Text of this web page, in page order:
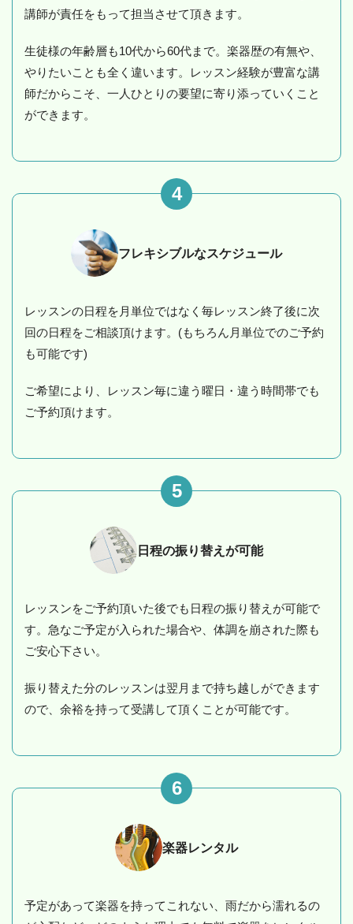
講師が責任をもって担当させて頂きます。
生徒様の年齢層も10代から60代まで。楽器歴の有無や、
やりたいことも全く違います。レッスン経験が豊富な講
師だからこそ、一人ひとりの要望に寄り添っていくこと
ができます。
4
フレキシブルなスケジュール
レッスンの日程を月単位ではなく毎レッスン終了後に次
回の日程をご相談頂けます。(もちろん月単位でのご予約
も可能です)
ご希望により、レッスン毎に違う曜日・違う時間帯でも
ご予約頂けます。
5
日程の振り替えが可能
レッスンをご予約頂いた後でも日程の振り替えが可能で
す。急なご予定が入られた場合や、体調を崩された際も
ご安心下さい。
振り替えた分のレッスンは翌月まで持ち越しができます
ので、余裕を持って受講して頂くことが可能です。
6
楽器レンタル
予定があって楽器を持ってこれない、雨だから濡れるの